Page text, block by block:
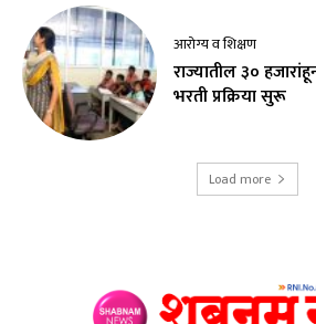
आरोग्य व शिक्षण
राज्यातील ३०
भरती प्रक्रिया सुरू
Load more